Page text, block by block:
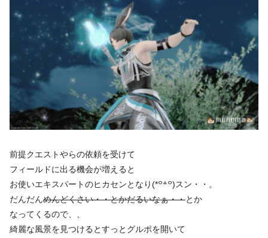
前提クエストやらの依頼を受けて
フィールドに出る機会が増えると
お使いエキスパートのヒカセンとなり(*꒪꒫꒪)スン・・。
だんだんめんどくさい・・とかだるいなぁ・・とか
なってくるので、、
綺麗な風景を見つけるとすっとグルポを開いて